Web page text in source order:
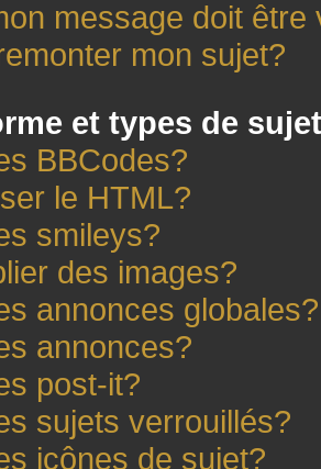
message doit être
mon sujet?
et types de sujet
BBCodes?
le HTML?
smileys?
des images?
annonces globales?
annonces?
post-it?
sujets verrouillés?
icônes de sujet?